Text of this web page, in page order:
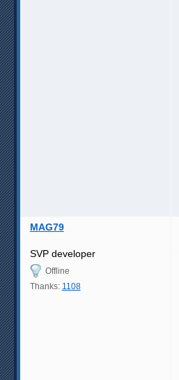
MAG79
SVP developer
Offline
Thanks: 1108